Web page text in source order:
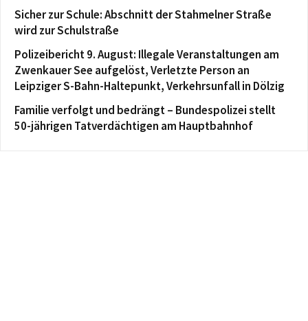
Sicher zur Schule: Abschnitt der Stahmelner Straße
wird zur Schulstraße
Polizeibericht 9. August: Illegale Veranstaltungen am
Zwenkauer See aufgelöst, Verletzte Person an
Leipziger S-Bahn-Haltepunkt, Verkehrsunfall in Dölzig
Familie verfolgt und bedrängt – Bundespolizei stellt
50-jährigen Tatverdächtigen am Hauptbahnhof